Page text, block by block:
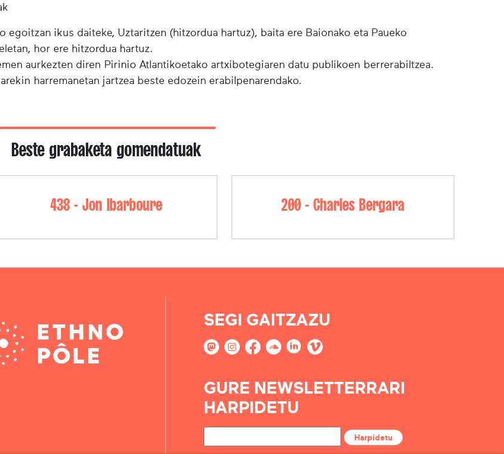
egoitzan ikus daiteke, Uztaritzen (hitzordua hartuz), baita ere Baionako eta Paueko
hor ere hitzordua hartuz.
aurkezten diren Pirinio Atlantikoetako artxibotegiaren datu publikoen berrerabiltzea.
harremanetan jartzea beste edozein erabilpenarendako.
Beste grabaketa gomendatuak
438 - Jon Ibarboure 200 - Charles Bergara
SEGI GAITZAZU
GURE NEWSLETTERRARI
HARPIDETU
Harpidetu